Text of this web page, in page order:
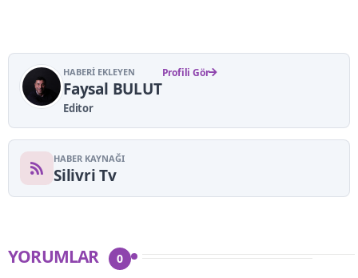
HABERI EKLEYEN
Faysal BULUT
Editor
Profili Gör
HABER KAYNAĞI
Silivri Tv
YORUMLAR 0